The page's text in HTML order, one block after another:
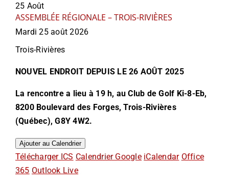
25 Août
ASSEMBLÉE RÉGIONALE – TROIS-RIVIÈRES
Mardi 25 août 2026
Trois-Rivières
NOUVEL ENDROIT DEPUIS LE 26 AOÛT 2025
La rencontre a lieu à 19 h, au Club de Golf Ki-8-Eb,
8200 Boulevard des Forges, Trois-Rivières
(Québec), G8Y 4W2.
Ajouter au Calendrier
Télécharger ICS Calendrier Google iCalendar Office
365 Outlook Live